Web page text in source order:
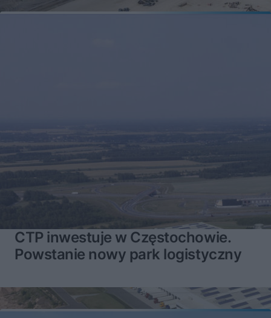
CTP inwestuje w Częstochowie.
Powstanie nowy park logistyczny